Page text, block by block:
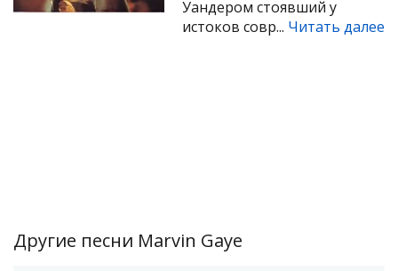
Уандером стоявший у
истоков совр... Читать далее
Другие песни Marvin Gaye